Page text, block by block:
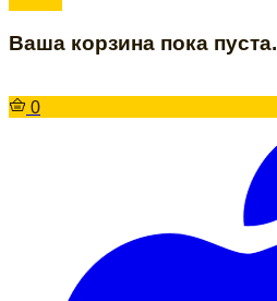
Ваша корзина пока пуста.
0